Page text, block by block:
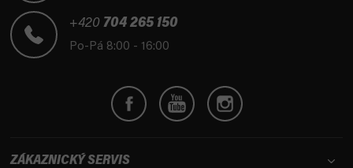
+420 704 265 150
Po-Pá 8:00 - 16:00
ZÁKAZNICKÝ SERVIS